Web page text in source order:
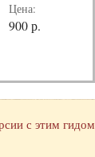
Цена:
900 р.
с этим гидом